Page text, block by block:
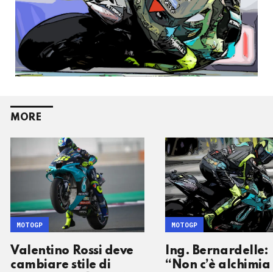
MORE
Valentino Rossi deve
cambiare stile di
MOTOGP
Ing. Bernardelle:
“Non c’è alchimia
MOTOGP